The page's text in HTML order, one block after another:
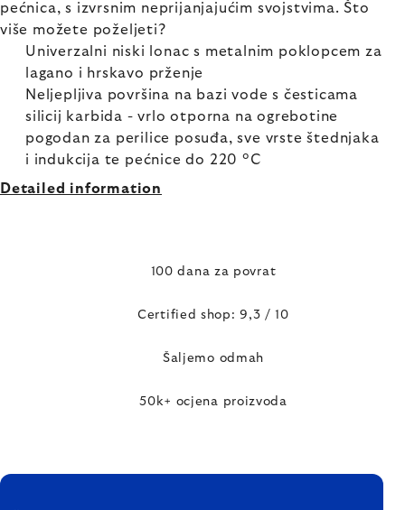
pećnica, s izvrsnim neprijanjajućim svojstvima. Što
više možete poželjeti?
Univerzalni niski lonac s metalnim poklopcem za
lagano i hrskavo prženje
Neljepljiva površina na bazi vode s česticama
silicij karbida - vrlo otporna na ogrebotine
pogodan za perilice posuđa, sve vrste štednjaka
i indukcija te pećnice do 220 °C
Detailed information
100 dana za povrat
Certified shop: 9,3 / 10
Šaljemo odmah
50k+ ocjena proizvoda
FOOTER